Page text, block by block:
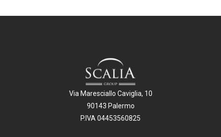
Via Maresciallo Caviglia, 10
90143 Palermo
P.IVA 04453560825